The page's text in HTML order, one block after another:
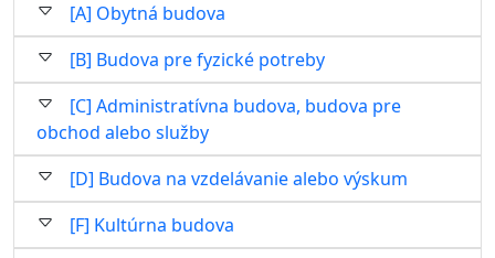
[A] Obytná budova
[B] Budova pre fyzické potreby
[C] Administratívna budova, budova pre
obchod alebo služby
[D] Budova na vzdelávanie alebo výskum
[F] Kultúrna budova